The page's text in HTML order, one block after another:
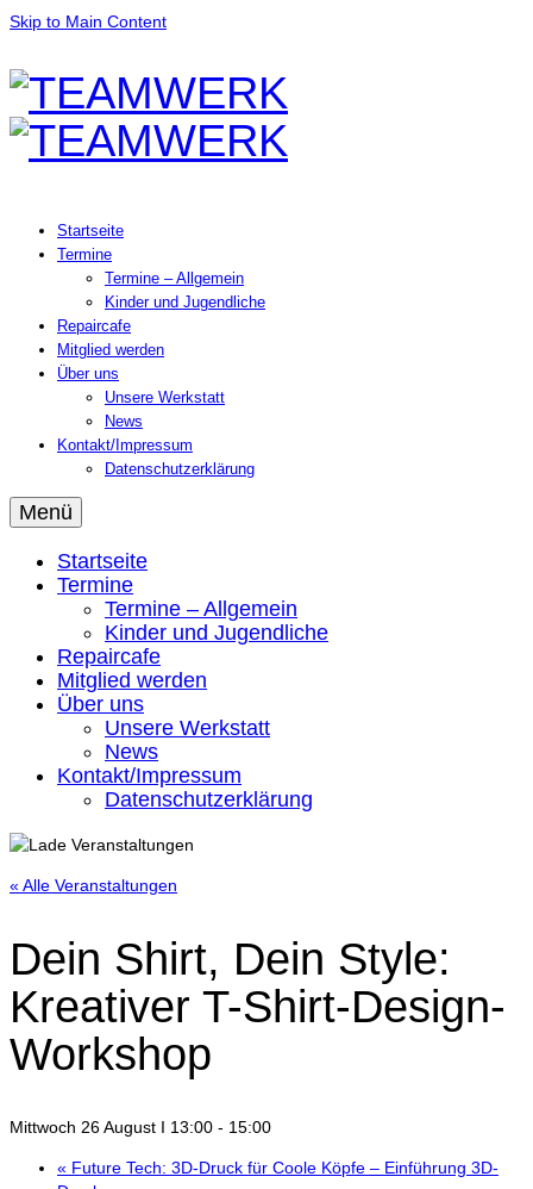
Skip to Main Content
Startseite
Termine
Termine – Allgemein
Kinder und Jugendliche
Repaircafe
Mitglied werden
Über uns
Unsere Werkstatt
News
Kontakt/Impressum
Datenschutzerklärung
Menü
Startseite
Termine
Termine – Allgemein
Kinder und Jugendliche
Repaircafe
Mitglied werden
Über uns
Unsere Werkstatt
News
Kontakt/Impressum
Datenschutzerklärung
« Alle Veranstaltungen
Dein Shirt, Dein Style:
Kreativer T-Shirt-Design-
Workshop
Mittwoch 26 August I 13:00 - 15:00
« Future Tech: 3D-Druck für Coole Köpfe – Einführung 3D-